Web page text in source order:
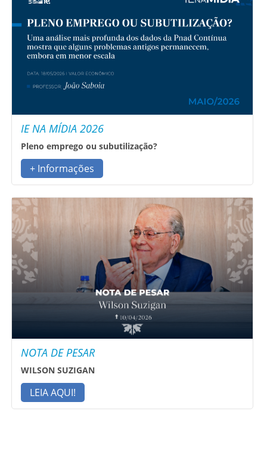
IE NA MÍDIA 2026
Pleno emprego ou subutilização?
+ Informações
NOTA DE PESAR
WILSON SUZIGAN
LEIA AQUI!